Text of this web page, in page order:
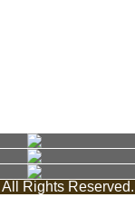
Rights Reserved.